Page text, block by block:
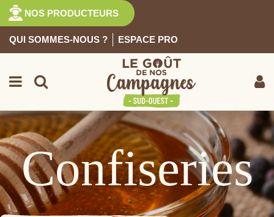
NOS PRODUCTEURS
QUI SOMMES-NOUS ? ESPACE PRO
EPICERIE SUCRÉE
Confiseries